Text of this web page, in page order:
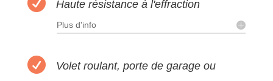
Haute résistance à l'effraction
Plus d'info

Volet roulant, porte de garage ou